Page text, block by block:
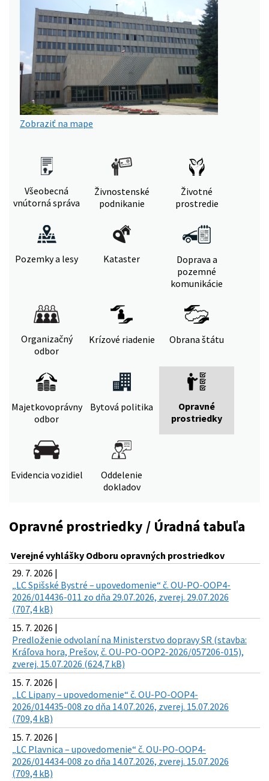
Zobraziť na mape
Všeobecná
vnútorná správa
Živnostenské
podnikanie
Životné
prostredie
Pozemky a lesy Kataster
Doprava a
pozemné
komunikácie
Organizačný
odbor
Krízové riadenie Obrana štátu
Majetkovoprávny
odbor
Bytová politika
Opravné
prostriedky
Evidencia vozidiel
Oddelenie
dokladov
Opravné prostriedky / Úradná tabuľa
Verejné vyhlášky Odboru opravných prostriedkov
29. 7. 2026 |
„LC Spišské Bystré – upovedomenie“ č. OU-PO-OOP4-
2026/014436-011 zo dňa 29.07.2026, zverej. 29.07.2026
(707,4 kB)
15. 7. 2026 |
Predloženie odvolaní na Ministerstvo dopravy SR (stavba:
Kráľova hora, Prešov, č. OU-PO-OOP2-2026/057206-015),
zverej. 15.07.2026 (624,7 kB)
15. 7. 2026 |
„LC Lipany – upovedomenie“ č. OU-PO-OOP4-
2026/014435-008 zo dňa 14.07.2026, zverej. 15.07.2026
(709,4 kB)
15. 7. 2026 |
„LC Plavnica – upovedomenie“ č. OU-PO-OOP4-
2026/014434-008 zo dňa 14.07.2026, zverej. 15.07.2026
(709,4 kB)